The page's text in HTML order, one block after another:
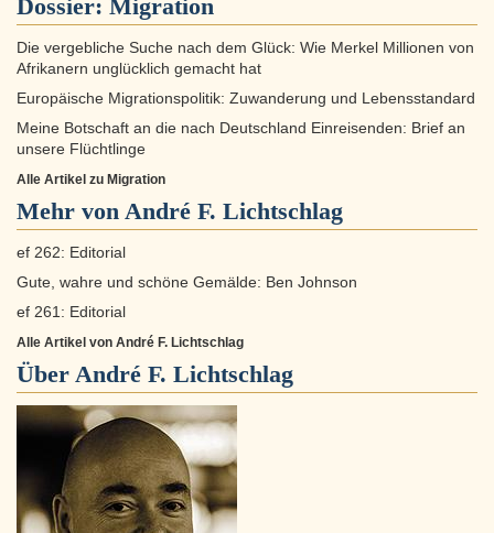
Dossier: Migration
Die vergebliche Suche nach dem Glück: Wie Merkel Millionen von
Afrikanern unglücklich gemacht hat
Europäische Migrationspolitik: Zuwanderung und Lebensstandard
Meine Botschaft an die nach Deutschland Einreisenden: Brief an
unsere Flüchtlinge
Alle Artikel zu Migration
Mehr von André F. Lichtschlag
ef 262: Editorial
Gute, wahre und schöne Gemälde: Ben Johnson
ef 261: Editorial
Alle Artikel von André F. Lichtschlag
Über André F. Lichtschlag